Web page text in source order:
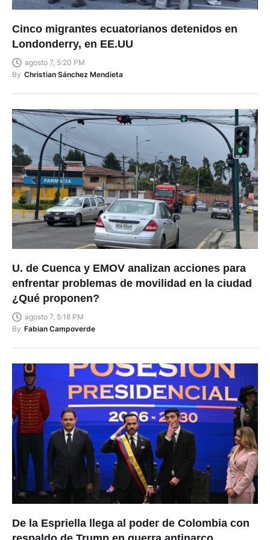
Cinco migrantes ecuatorianos detenidos en
Londonderry, en EE.UU
agosto 7, 5:20 PM
By Christian Sánchez Mendieta
U. de Cuenca y EMOV analizan acciones para
enfrentar problemas de movilidad en la ciudad
¿Qué proponen?
agosto 7, 5:18 PM
By Fabian Campoverde
De la Espriella llega al poder de Colombia con